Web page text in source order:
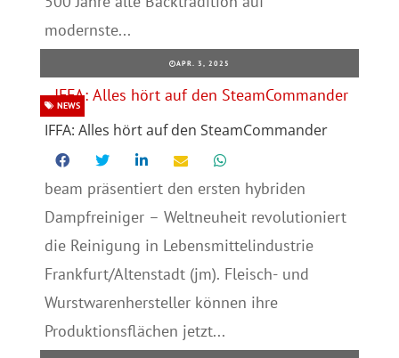
modernste...
APR. 3, 2025
IFFA: Alles hört auf den SteamCommander
NEWS
beam präsentiert den ersten hybriden
Dampfreiniger – Weltneuheit revolutioniert
die Reinigung in Lebensmittelindustrie
Frankfurt/Altenstadt (jm). Fleisch- und
Wurstwarenhersteller können ihre
Produktionsflächen jetzt...